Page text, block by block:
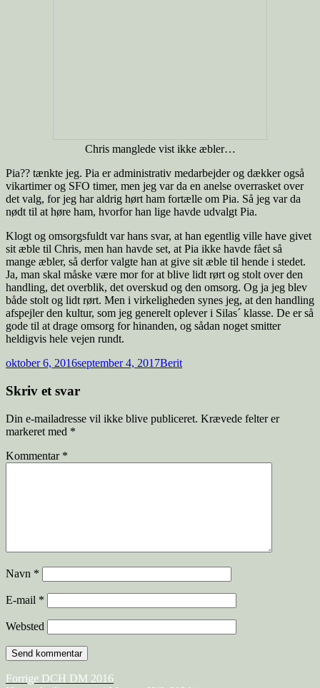
Chris manglede vist ikke æbler…
Pia?? tænkte jeg. Pia er administrativ medarbejder og dækker også
vikartimer og SFO timer, men jeg var da en anelse overrasket over
det valg, for jeg har aldrig hørt ham fortælle om Pia. Så jeg var da
nødt til at høre ham, hvorfor han lige havde udvalgt Pia.
Klogt og omsorgsfuldt var hans svar, at han egentlig ville have givet
sit æble til Chris, men han havde set, at Pia ikke havde fået så
mange æbler, så derfor valgte han at give sit æble til hende i stedet.
Ja, man skal måske være mor for at blive lidt rørt og stolt over den
handling, det overblik, det overskud og den omsorg. Og ja jeg blev
både stolt og lidt rørt. Men i virkeligheden synes jeg, at den handling
afspejler den kultur, som jeg generelt oplever i Silas´ klasse. De er så
gode til at drage omsorg for hinanden, og sådan noget smitter
heldigvis hele vejen rundt.
Udgivet
oktober 6, 2016september 4, 2017Forfatter
Berit
Skriv et svar
Din e-mailadresse vil ikke blive publiceret. Krævede felter er
markeret med *
Kommentar *
Navn *
E-mail *
Websted
Indlægsnavigation
Forrige Forrige
DCH DM 2016